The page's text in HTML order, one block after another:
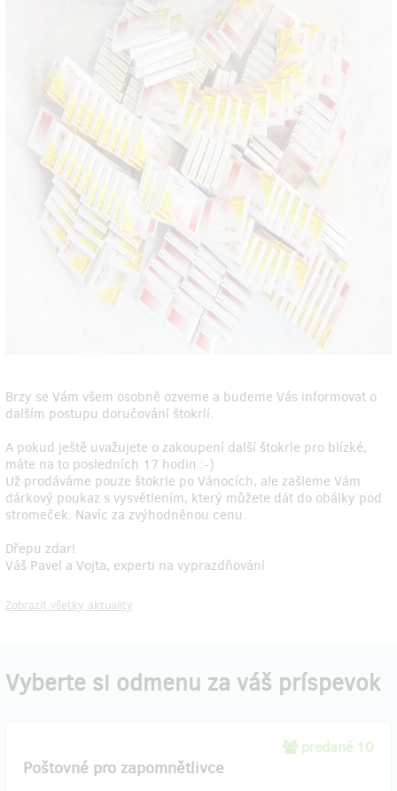
Brzy se Vám všem osobně ozveme a budeme Vás informovat o
dalším postupu doručování štokrlí.
A pokud ještě uvažujete o zakoupení další štokrle pro blízké,
máte na to posledních 17 hodin :-)
Už prodáváme pouze štokrle po Vánocích, ale zašleme Vám
dárkový poukaz s vysvětlením, který můžete dát do obálky pod
stromeček. Navíc za zvýhodněnou cenu.
Dřepu zdar!
Váš Pavel a Vojta, experti na vyprazdňování
Zobraziť všetky aktuality
Vyberte si odmenu za váš príspevok
predané 10
Poštovné pro zapomnětlivce